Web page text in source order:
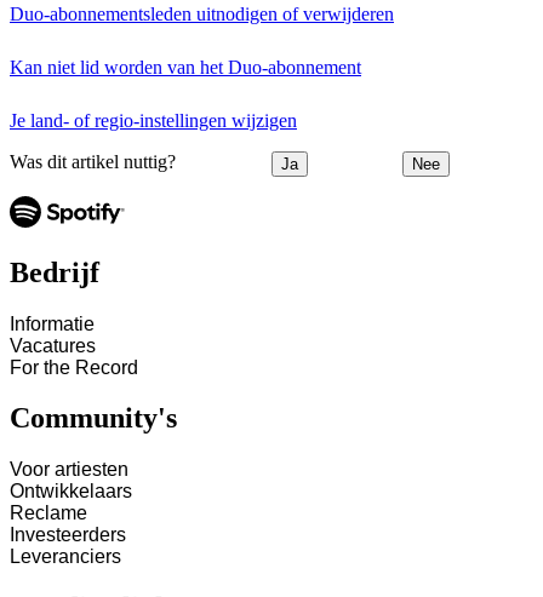
Duo-abonnementsleden uitnodigen of verwijderen
Kan niet lid worden van het Duo-abonnement
Je land- of regio-instellingen wijzigen
Was dit artikel nuttig? Ja Nee
Bedrijf
Informatie
Vacatures
For the Record
Community's
Voor artiesten
Ontwikkelaars
Reclame
Investeerders
Leveranciers